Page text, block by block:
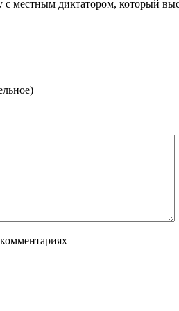
с местным диктатором, который